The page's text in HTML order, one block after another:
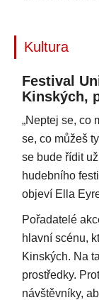
Kultura
Festival
Kinských,
„Neptej se, co
se, co můžeš
se bude řídit
hudebního
objeví Ella
Pořadatelé
hlavní scénu,
Kinských. Na
prostředky.
návštěvníky,